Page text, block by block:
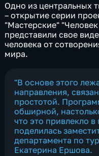
Одно из центральных
– открытие серии
"Мастерские"
представили свое
человека от
мира.
"В основе этого
направления,
простотой.
обширной,
что это привлекло
поделилась
департамента по
Екатерина Ершова.